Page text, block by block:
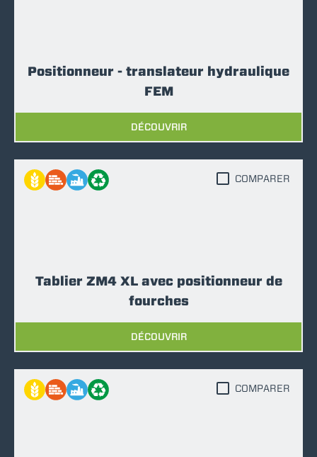
Positionneur - translateur hydraulique
FEM
DÉCOUVRIR
Tablier ZM4 XL avec positionneur de
fourches
DÉCOUVRIR
COMPARER
COMPARER